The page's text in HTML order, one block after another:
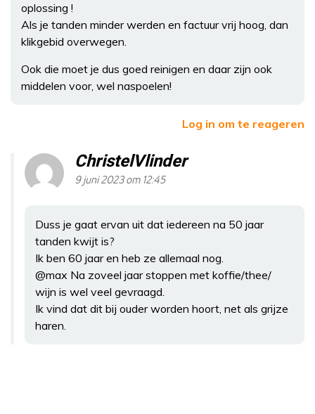
oplossing !
Als je tanden minder werden en factuur vrij hoog, dan
klikgebid overwegen.
Ook die moet je dus goed reinigen en daar zijn ook
middelen voor, wel naspoelen!
Log in om te reageren
ChristelVlinder
9 juni 2023 om 12:45
Duss je gaat ervan uit dat iedereen na 50 jaar
tanden kwijt is?
Ik ben 60 jaar en heb ze allemaal nog.
@max Na zoveel jaar stoppen met koffie/thee/
wijn is wel veel gevraagd.
Ik vind dat dit bij ouder worden hoort, net als grijze
haren.